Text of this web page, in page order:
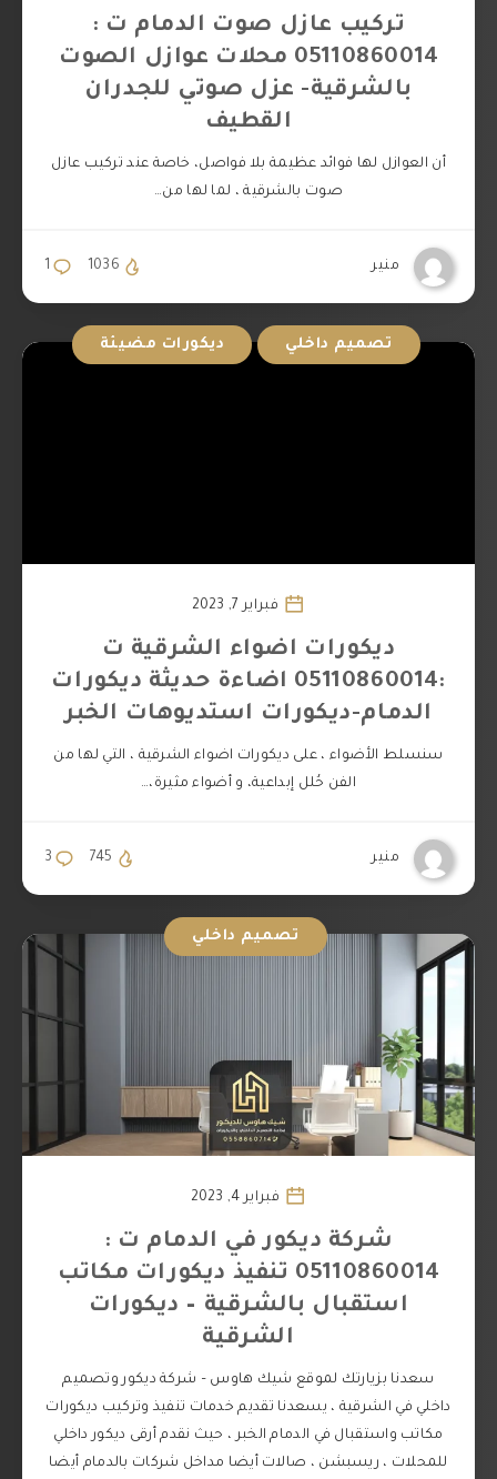
تركيب عازل صوت الدمام ت :
05110860014 محلات عوازل الصوت
بالشرقية- عزل صوتي للجدران
القطيف
أن العوازل لها فوائد عظيمة بلا فواصل، خاصة عند تركيب عازل
صوت بالشرقية ، لما لها من…
منير 1 1036
تصميم داخلي ديكورات مضيئة
فبراير 7, 2023
ديكورات اضواء الشرقية ت
:05110860014 اضاءة حديثة ديكورات
الدمام-ديكورات استديوهات الخبر
سنسلط الأضواء ، على ديكورات اضواء الشرقية ، التي لها من
الفن حُلل إبداعية، و أضواء مثيرة،…
منير 3 745
تصميم داخلي
فبراير 4, 2023
شركة ديكور في الدمام ت :
05110860014 تنفيذ ديكورات مكاتب
استقبال بالشرقية – ديكورات
الشرقية
سعدنا بزيارتك لموقع شيك هاوس – شركة ديكور وتصميم
داخلي في الشرقية ، يسعدنا تقديم خدمات تنفيذ وتركيب ديكورات
مكاتب واستقبال في الدمام الخبر ، حيث نقدم أرقى ديكور داخلي
للمحلات ، ريسبشن ، صالات أيضا مداخل شركات بالدمام أيضا